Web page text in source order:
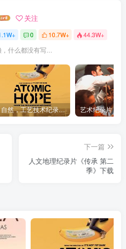
关注
0 10.7W+ 44.3W+
什么都没有写...
自然，工艺技术纪录片《原子能的希望 Atomic Hope – Inside the Pro-Nuclear Movement》下载
下一篇
人文地理纪录片《传承 第二
季》下载